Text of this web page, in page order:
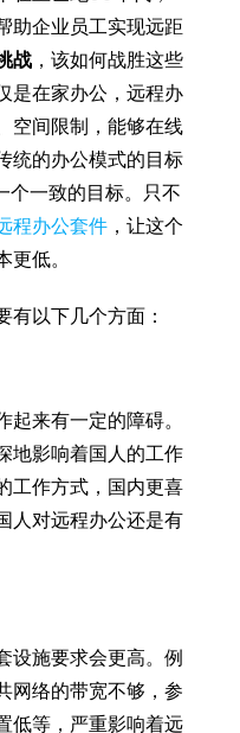
助企业员工实现远距
战 ，该如何战胜这些
是在家办公，远程办
空间限制，能够在线
统的办公模式的目标
一致的目标。只不
程办公套件 ，让这个
低。
有以下几个方面：
来有一定的障碍。
地影响着国人的工作
工作方式，国内更喜
人对远程办公还是有
设施要求会更高。例
网络的带宽不够，参
低等，严重影响着远